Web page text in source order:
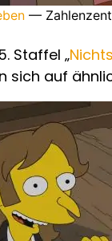
—
Staffel „
sich auf